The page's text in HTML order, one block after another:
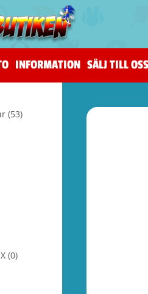
INFORMATION SÄLJ TILL OSS
(53)
X(0)